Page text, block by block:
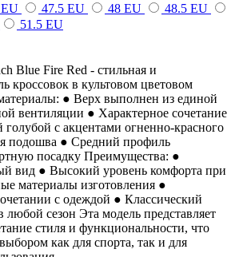
47.5 EU 48 EU
48.5 EU
51.5 EU
Blue Fire Red - стильная и
кроссовок в культовом цветовом
● Верх выполнен из единой
вентиляции ● Характерное сочетание
голубой с акцентами огненно-красного
подошва ● Средний профиль
посадку Преимущества: ●
вид ● Высокий уровень комфорта при
материалы изготовления ●
с одеждой ● Классический
любой сезон Эта модель представляет
стиля и функциональности, что
как для спорта, так и для